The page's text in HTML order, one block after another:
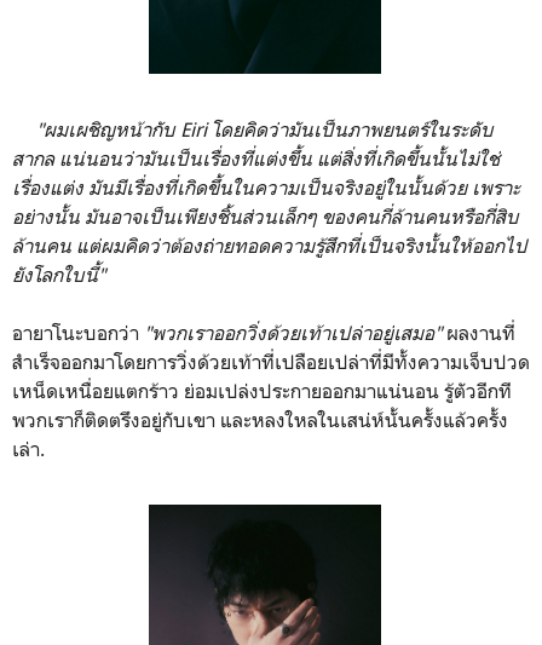
"ผมเผชิญหน้ากับ Eiri โดยคิดว่ามันเป็นภาพยนตร์ในระดับ
สากล แน่นอนว่ามันเป็นเรื่องที่แต่งขึ้น แต่สิ่งที่เกิดขึ้นนั้นไม่ใช่
เรื่องแต่ง มันมีเรื่องที่เกิดขึ้นในความเป็นจริงอยู่ในนั้นด้วย เพราะ
อย่างนั้น มันอาจเป็นเพียงชิ้นส่วนเล็กๆ ของคนกี่ล้านคนหรือกี่สิบ
ล้านคน แต่ผมคิดว่าต้องถ่ายทอดความรู้สึกที่เป็นจริงนั้นให้ออกไป
ยังโลกใบนี้"
อายาโนะบอกว่า "พวกเราออกวิ่งด้วยเท้าเปล่าอยู่เสมอ"ผลงานที่
สำเร็จออกมาโดยการวิ่งด้วยเท้าที่เปลือยเปล่าที่มีทั้งความเจ็บปวด
เหน็ดเหนื่อยแตกร้าว ย่อมเปล่งประกายออกมาแน่นอน รู้ตัวอีกที
พวกเราก็ติดตรึงอยู่กับเขา และหลงใหลในเสน่ห์นั้นครั้งแล้วครั้ง
เล่า.